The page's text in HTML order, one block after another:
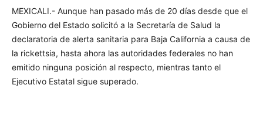
MEXICALI.- Aunque han pasado más de 20 días desde que el
Gobierno del Estado solicitó a la Secretaría de Salud la
declaratoria de alerta sanitaria para Baja California a causa de
la rickettsia, hasta ahora las autoridades federales no han
emitido ninguna posición al respecto, mientras tanto el
Ejecutivo Estatal sigue superado.